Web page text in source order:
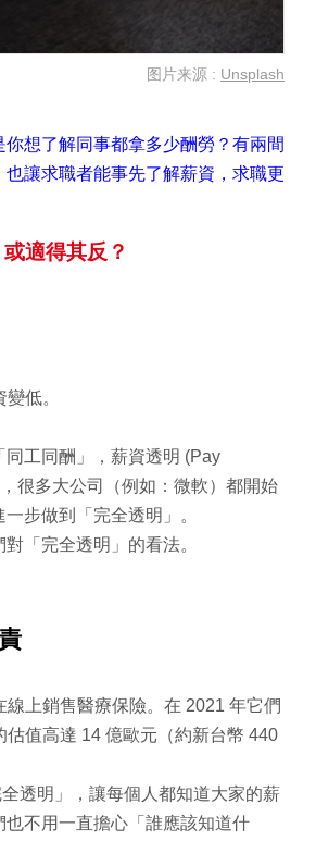
图片来源 : Unsplash
想了解同事都拿多少酬勞？有兩間
讓求職者能事先了解薪資，求職更
適得其反？
低。
工同酬」，薪資透明 (Pay
很多大公司（例如：微軟）都開始
步做到「完全透明」。
「完全透明」的看法。
上銷售醫療保險。在 2021 年它們
值高達 14 億歐元（約新台幣 440
透明」，讓每個人都知道大家的薪
不用一直擔心「誰應該知道什